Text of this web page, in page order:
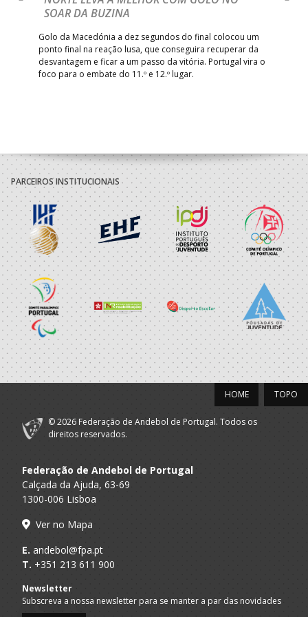
142 CALE _ - _
143
AD ACADEMIA
ANDEBOL SPS
_ - _ CDE GIL EANES
14
PÓVOA AC /
19:00 140 CD FEIRENSE /Movit _ - _
/Pristivus
6-SET-2026
14:00 144 ALAVARIUM _ - _ MADEIRA SAD
12-SET-2026
15:00 18 SL BENFICA _ - _ FC PORTO
15:00 147 MADEIRA SAD _ - _
AD ACADEMIA
ANDEBOL SPS
15:00 20 CF OS BELENENSES _ - _
PÓVOA AC /
Bodegão/CCR/
_ - _ ALAVARIUM
MARÍTIMO MADEIRA
17:00 149
ABC DE BRAGA /OBO
Bettermann
17:15 145
18:00 359 CS MADEIRA
18:00 15
SOAR DA BUZINA
Golo da Macedónia a dez segundos do final colocou um
ponto final na reação lusa, que conseguira recuperar da
desvantagem e ficar a um passo da vitória. Portugal vira o
foco para o embate do 11.º e 12.º lugar.
PARCEIROS INSTITUCIONAIS
TOPO
HOME
© 2026 Federação de Andebol de Portugal. Todos os
direitos reservados.
Federação de Andebol de Portugal
Calçada da Ajuda, 63-69
1300-006 Lisboa
Ver no Mapa
E. andebol@fpa.pt
T. +351 213 611 900
Newsletter
Subscreva a nossa newsletter para se manter a par das novidades